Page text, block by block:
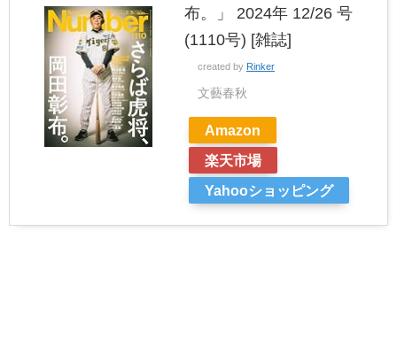
布。」 2024年 12/26 号
(1110号) [雑誌]
created by Rinker
文藝春秋
Amazon
楽天市場
Yahooショッピング